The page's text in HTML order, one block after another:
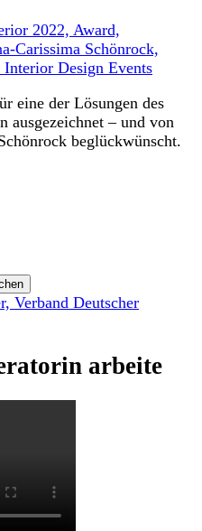
eine der Lösungen des
ausgezeichnet – und von
beglückwünscht.
arbeite